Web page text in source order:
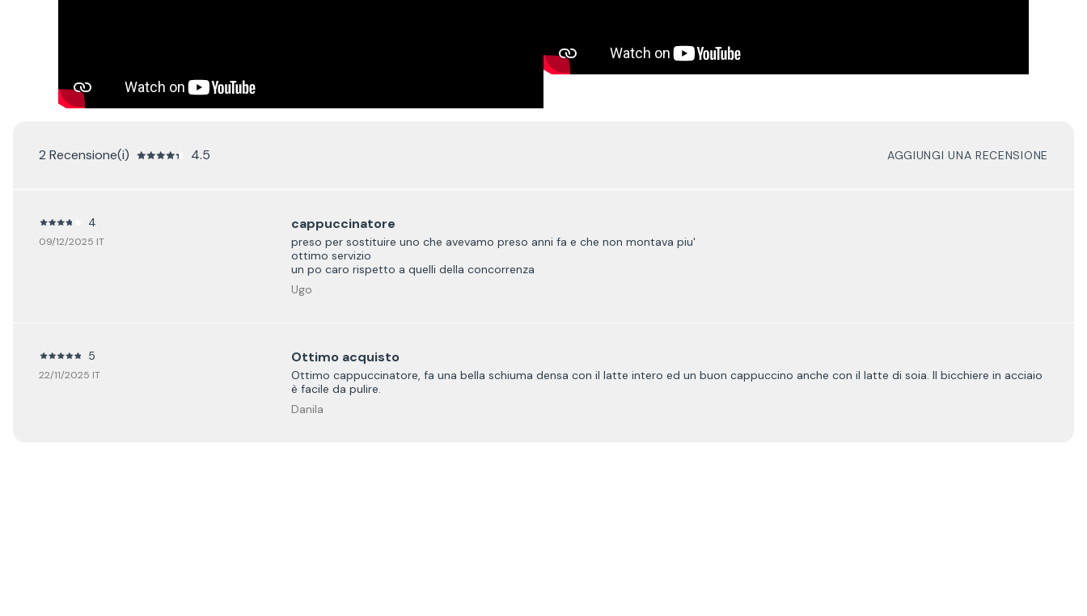
2 Recensione(i) 4.5 AGGIUNGI UNA RECENSIONE
4
09/12/2025 IT
cappuccinatore
preso per sostituire uno che avevamo preso anni fa e che non montava piu'
ottimo servizio
un po caro rispetto a quelli della concorrenza
Ugo
5
22/11/2025 IT
Ottimo acquisto
Ottimo cappuccinatore, fa una bella schiuma densa con il latte intero ed un buon cappuccino anche con il latte di soia. Il bicchiere in acciaio
è facile da pulire.
Danila